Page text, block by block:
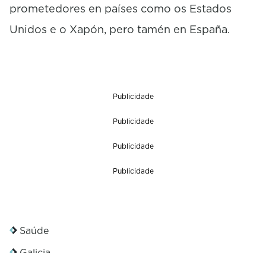
prometedores en países como os Estados
Unidos e o Xapón, pero tamén en España.
Publicidade
Publicidade
Publicidade
Publicidade
Saúde